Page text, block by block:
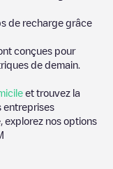
de recharge grâce
conçues pour
de demain.
et trouvez la
entreprises
explorez nos options